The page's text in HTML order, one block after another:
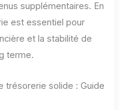
supplémentaires. En
est essentiel pour
et la stabilité de
terme.
trésorerie solide : Guide